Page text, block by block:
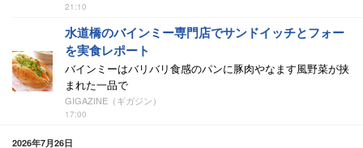
21:10
水道橋のバインミー専門店でサンドイッチとフォー
を実食レポート
バインミーはバリバリ食感のパンに豚肉やなます風野菜が挟
まれた一品で
GIGAZINE（ギガジン）
17:00
2026年7月26日